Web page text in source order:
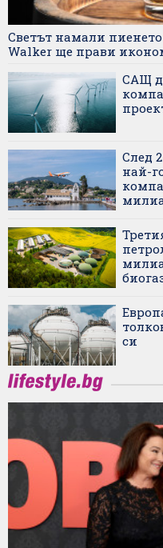
Светът намали
Walker ще прави
САЩ
След
най-
си